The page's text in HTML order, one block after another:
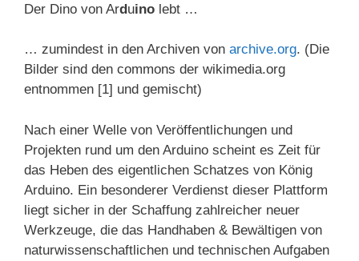
Der Dino von Arduino lebt …
… zumindest in den Archiven von archive.org. (Die
Bilder sind den commons der wikimedia.org
entnommen [1] und gemischt)
Nach einer Welle von Veröffentlichungen und
Projekten rund um den Arduino scheint es Zeit für
das Heben des eigentlichen Schatzes von König
Arduino. Ein besonderer Verdienst dieser Plattform
liegt sicher in der Schaffung zahlreicher neuer
Werkzeuge, die das Handhaben & Bewältigen von
naturwissenschaftlichen und technischen Aufgaben